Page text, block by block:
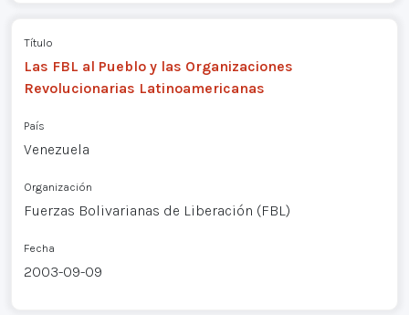
Título
Las FBL al Pueblo y las Organizaciones
Revolucionarias Latinoamericanas
País
Venezuela
Organización
Fuerzas Bolivarianas de Liberación (FBL)
Fecha
2003-09-09